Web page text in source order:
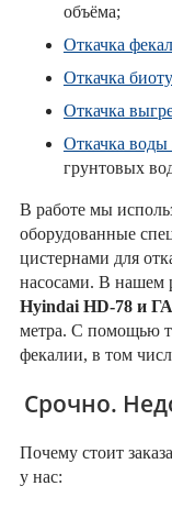
объёма;
Откачка
Откачка
Откачка
Откачка воды
грунтовых
В работе мы
оборудованные
цистернами для
насосами. В нашем
Hyindai HD-78 и
метра. С помощью
фекалии, в том
Срочно.
Почему стоит
у нас: